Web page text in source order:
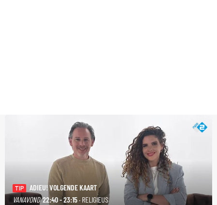
TIP
ADIEU! VOLGENDE KAART
VANAVOND 22:40 - 23:15· RELIGIEUS